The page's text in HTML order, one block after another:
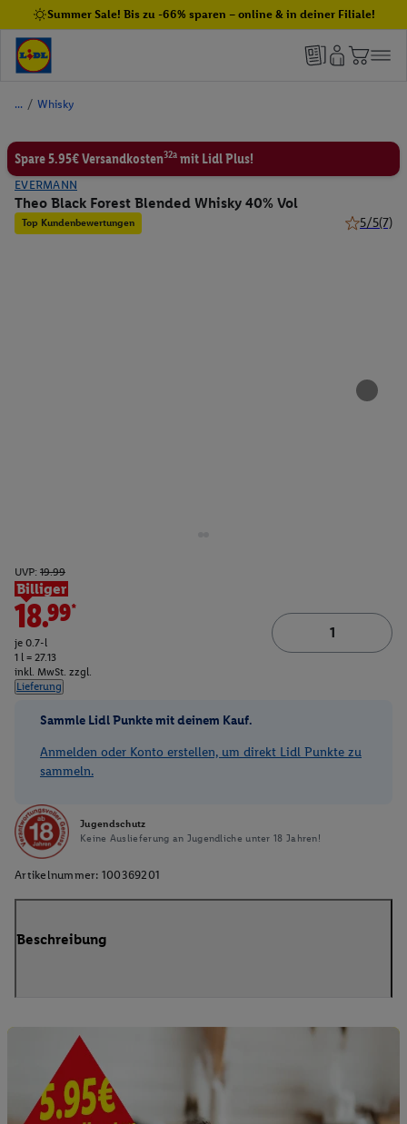
Summer Sale! Bis zu -66% sparen – online & in deiner Filiale!
/ Whisky
Spare 5.95€ Versandkosten32a mit Lidl Plus!
EVERMANN
Theo Black Forest Blended Whisky 40% Vol
Top Kundenbewertungen 5/5(7)
UVP: 19.99
Billiger
18.99*
je 0.7-l
1 l = 27.13
inkl. MwSt. zzgl.
Lieferung
Sammle Lidl Punkte mit deinem Kauf.
Anmelden oder Konto erstellen, um direkt Lidl Punkte zu
sammeln.
Jugendschutz
Keine Auslieferung an Jugendliche unter 18 Jahren!
Artikelnummer: 100369201
Beschreibung